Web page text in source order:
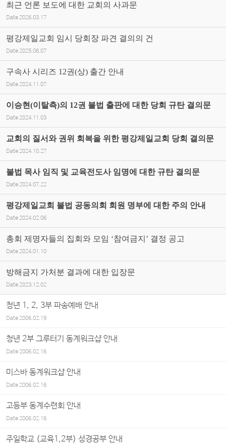
최근 언론 보도에 대한 교회의 사과문
Date 2026.03.17
평강제일교회 임시 당회장 파견 결의의 건
Date 2025.06.07
구속사 시리즈 12권(상) 출간 안내
Date 2024.11.07
이승현(이탈측)의 12권 불법 출판에 대한 당회 규탄 결의문
Date 2024.11.03
교회의 질서와 권위 회복을 위한 평강제일교회 당회 결의문
Date 2024.10.27
불법 목사 임직 및 교육전도사 임명에 대한 규탄 결의문
Date 2024.07.22
평강제일교회 불법 공동의회 회원 명부에 대한 주의 안내
Date 2024.02.06
총회 제명자들의 집회와 모임 ‘참여금지’ 결정 공고
Date 2024.01.10
방해금지 가처분 결과에 대한 입장문
Date 2023.12.02
청년 1, 2, 3부 파송예배 안내
Date2006.02.19
청년 2부 그루터기 동계워크샵 안내
Date2006.02.16
미스바 동계워크샵 안내
Date2006.02.16
고등부 동계수련회 안내
Date2006.02.16
주일학교 (교육1,2부) 성경공부 안내